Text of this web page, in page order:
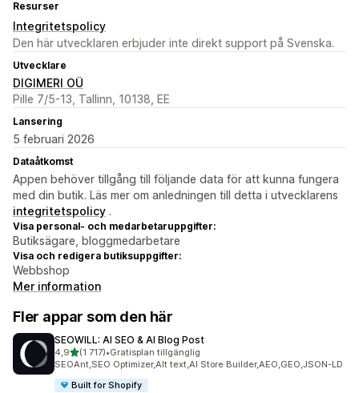
Resurser
Integritetspolicy
Den här utvecklaren erbjuder inte direkt support på Svenska.
Utvecklare
DIGIMERI OÜ
Pille 7/5-13, Tallinn, 10138, EE
Lansering
5 februari 2026
Dataåtkomst
Appen behöver tillgång till följande data för att kunna fungera
med din butik. Läs mer om anledningen till detta i utvecklarens
integritetspolicy .
Visa personal- och medarbetaruppgifter:
Butiksägare, bloggmedarbetare
Visa och redigera butiksuppgifter:
Webbshop
Mer information
Fler appar som den här
SEOWILL: AI SEO & AI Blog Post
4,9av 5 stjärnor
(1 717)
1717 recensioner totalt
•Gratisplan tillgänglig
SEOAnt,SEO Optimizer,Alt text,AI Store Builder,AEO,GEO,JSON-LD
Built for Shopify